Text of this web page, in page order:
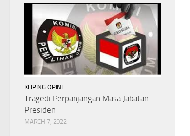
KLIPING OPINI
Tragedi Perpanjangan Masa Jabatan
Presiden
MARCH 7, 2022